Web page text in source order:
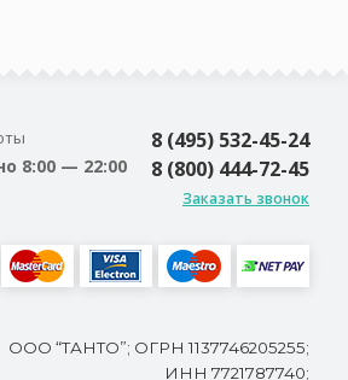
8:00 — 22:00
8 (495) 532-45-24
8 (800) 444-72-45
Заказать звонок
ООО “ТАНТО”; ОГРН 1137746205255;
ИНН 7721787740;